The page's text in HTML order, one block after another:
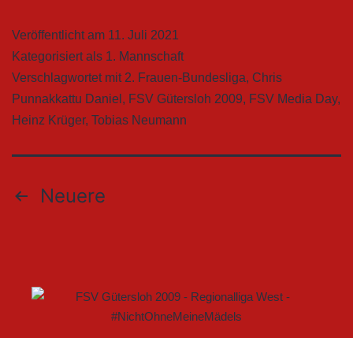
Veröffentlicht am 11. Juli 2021
Kategorisiert als 1. Mannschaft
Verschlagwortet mit 2. Frauen-Bundesliga, Chris
Punnakkattu Daniel , FSV Gütersloh 2009, FSV Media Day,
Heinz Krüger, Tobias Neumann
Neuere